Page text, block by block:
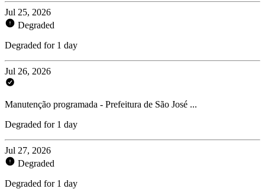
Jul 25, 2026
Degraded
Degraded for 1 day
Jul 26, 2026
Manutenção programada - Prefeitura de São José ...
Degraded for 1 day
Jul 27, 2026
Degraded
Degraded for 1 day